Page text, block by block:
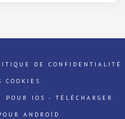
DE CONFIDENTIALITÉ
COOKIES
POUR IOS - TÉLÉCHARGER
ANDROÏD